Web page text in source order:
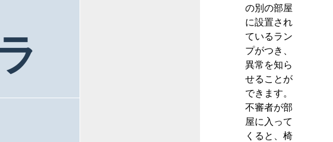
の別の部屋
に設置され
ているラン
プがつき、
異常を知ら
せることが
できます。
不審者が部
屋に入って
くると、椅